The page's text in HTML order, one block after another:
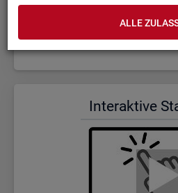
ALLE
In­ter­ak­ti­ve